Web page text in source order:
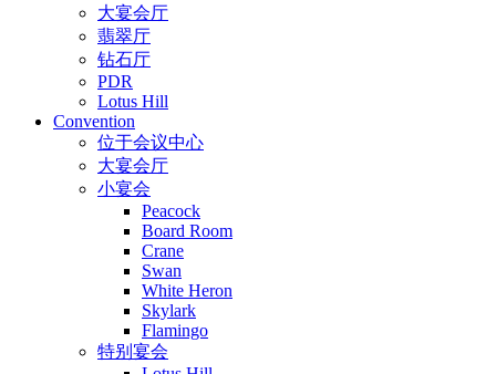
大宴会厅
翡翠厅
钻石厅
PDR
Lotus Hill
Convention
位于会议中心
大宴会厅
小宴会
Peacock
Board Room
Crane
Swan
White Heron
Skylark
Flamingo
特别宴会